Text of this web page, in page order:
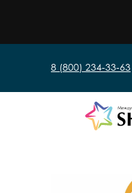
8 (800) 234-33-63